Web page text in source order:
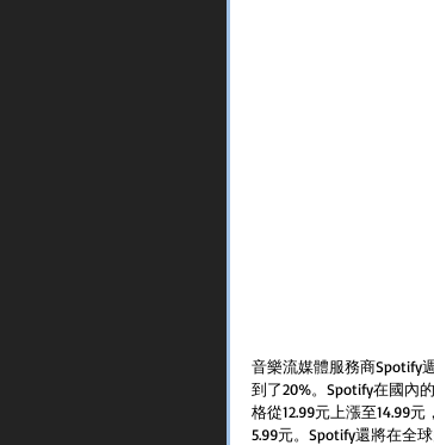
音樂流媒體服務商Spotify
到了20%。Spotify在國內
格從12.99元上漲至14.99
5.99元。Spotify還將在全